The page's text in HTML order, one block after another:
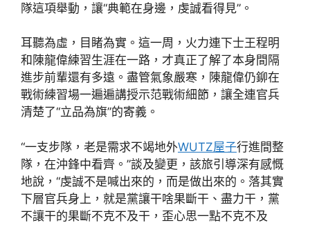
隊這項舉動，讓“典範在身邊，虔誠看得見”。
耳聽為虛，目睹為實。這一周，火力連下士王程明
和陳龍偉練習生涯在一路，才真正了解了本身間隔
進步前輩還有多遠。盡管氣象嚴寒，陳龍偉仍鉚在
戰術練習場一遍遍講授示范戰術細節，讓全連官兵
清楚了“立品為旗”的寄義。
“一支步隊，老是需求不竭地外WUTZ屋子行進間整
隊，在沖鋒中看齊。”談及變更，該旅引導深有感慨
地說，“虔誠不是喊出來的，而是做出來的。落其實
下層官兵身上，就是黨讓干啥果斷干、盡力干，黨
不讓干的果斷不克不及干，歪心思一點不克不及